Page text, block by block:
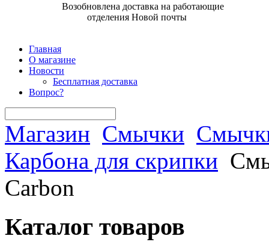
Возобновлена доставка на работающие
отделения Новой почты
Главная
О магазине
Новости
Бесплатная доставка
Вопрос?
Магазин Смычки
Карбона для скрипки
Carbon
Каталог товаров